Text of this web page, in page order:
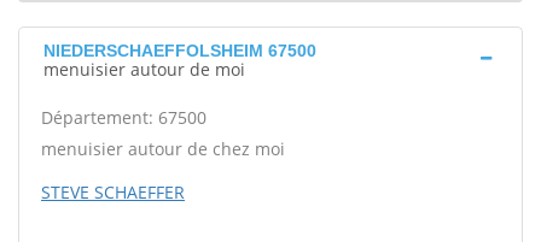
NIEDERSCHAEFFOLSHEIM 67500
menuisier autour de moi
Département: 67500
menuisier autour de chez moi
STEVE SCHAEFFER